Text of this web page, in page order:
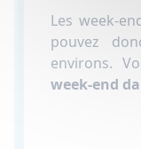
Les week-
pouvez
environs.
week-end